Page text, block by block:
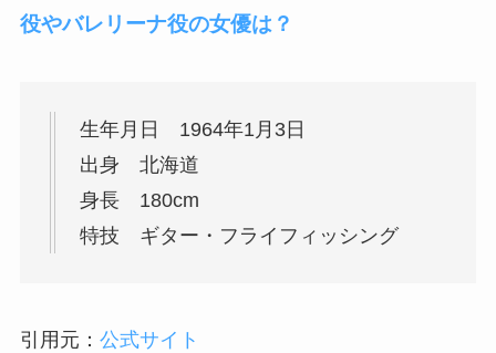
役やバレリーナ役の女優は？
生年月日 1964年1月3日
出身 北海道
身長 180cm
特技 ギター・フライフィッシング
引用元： 公式サイト